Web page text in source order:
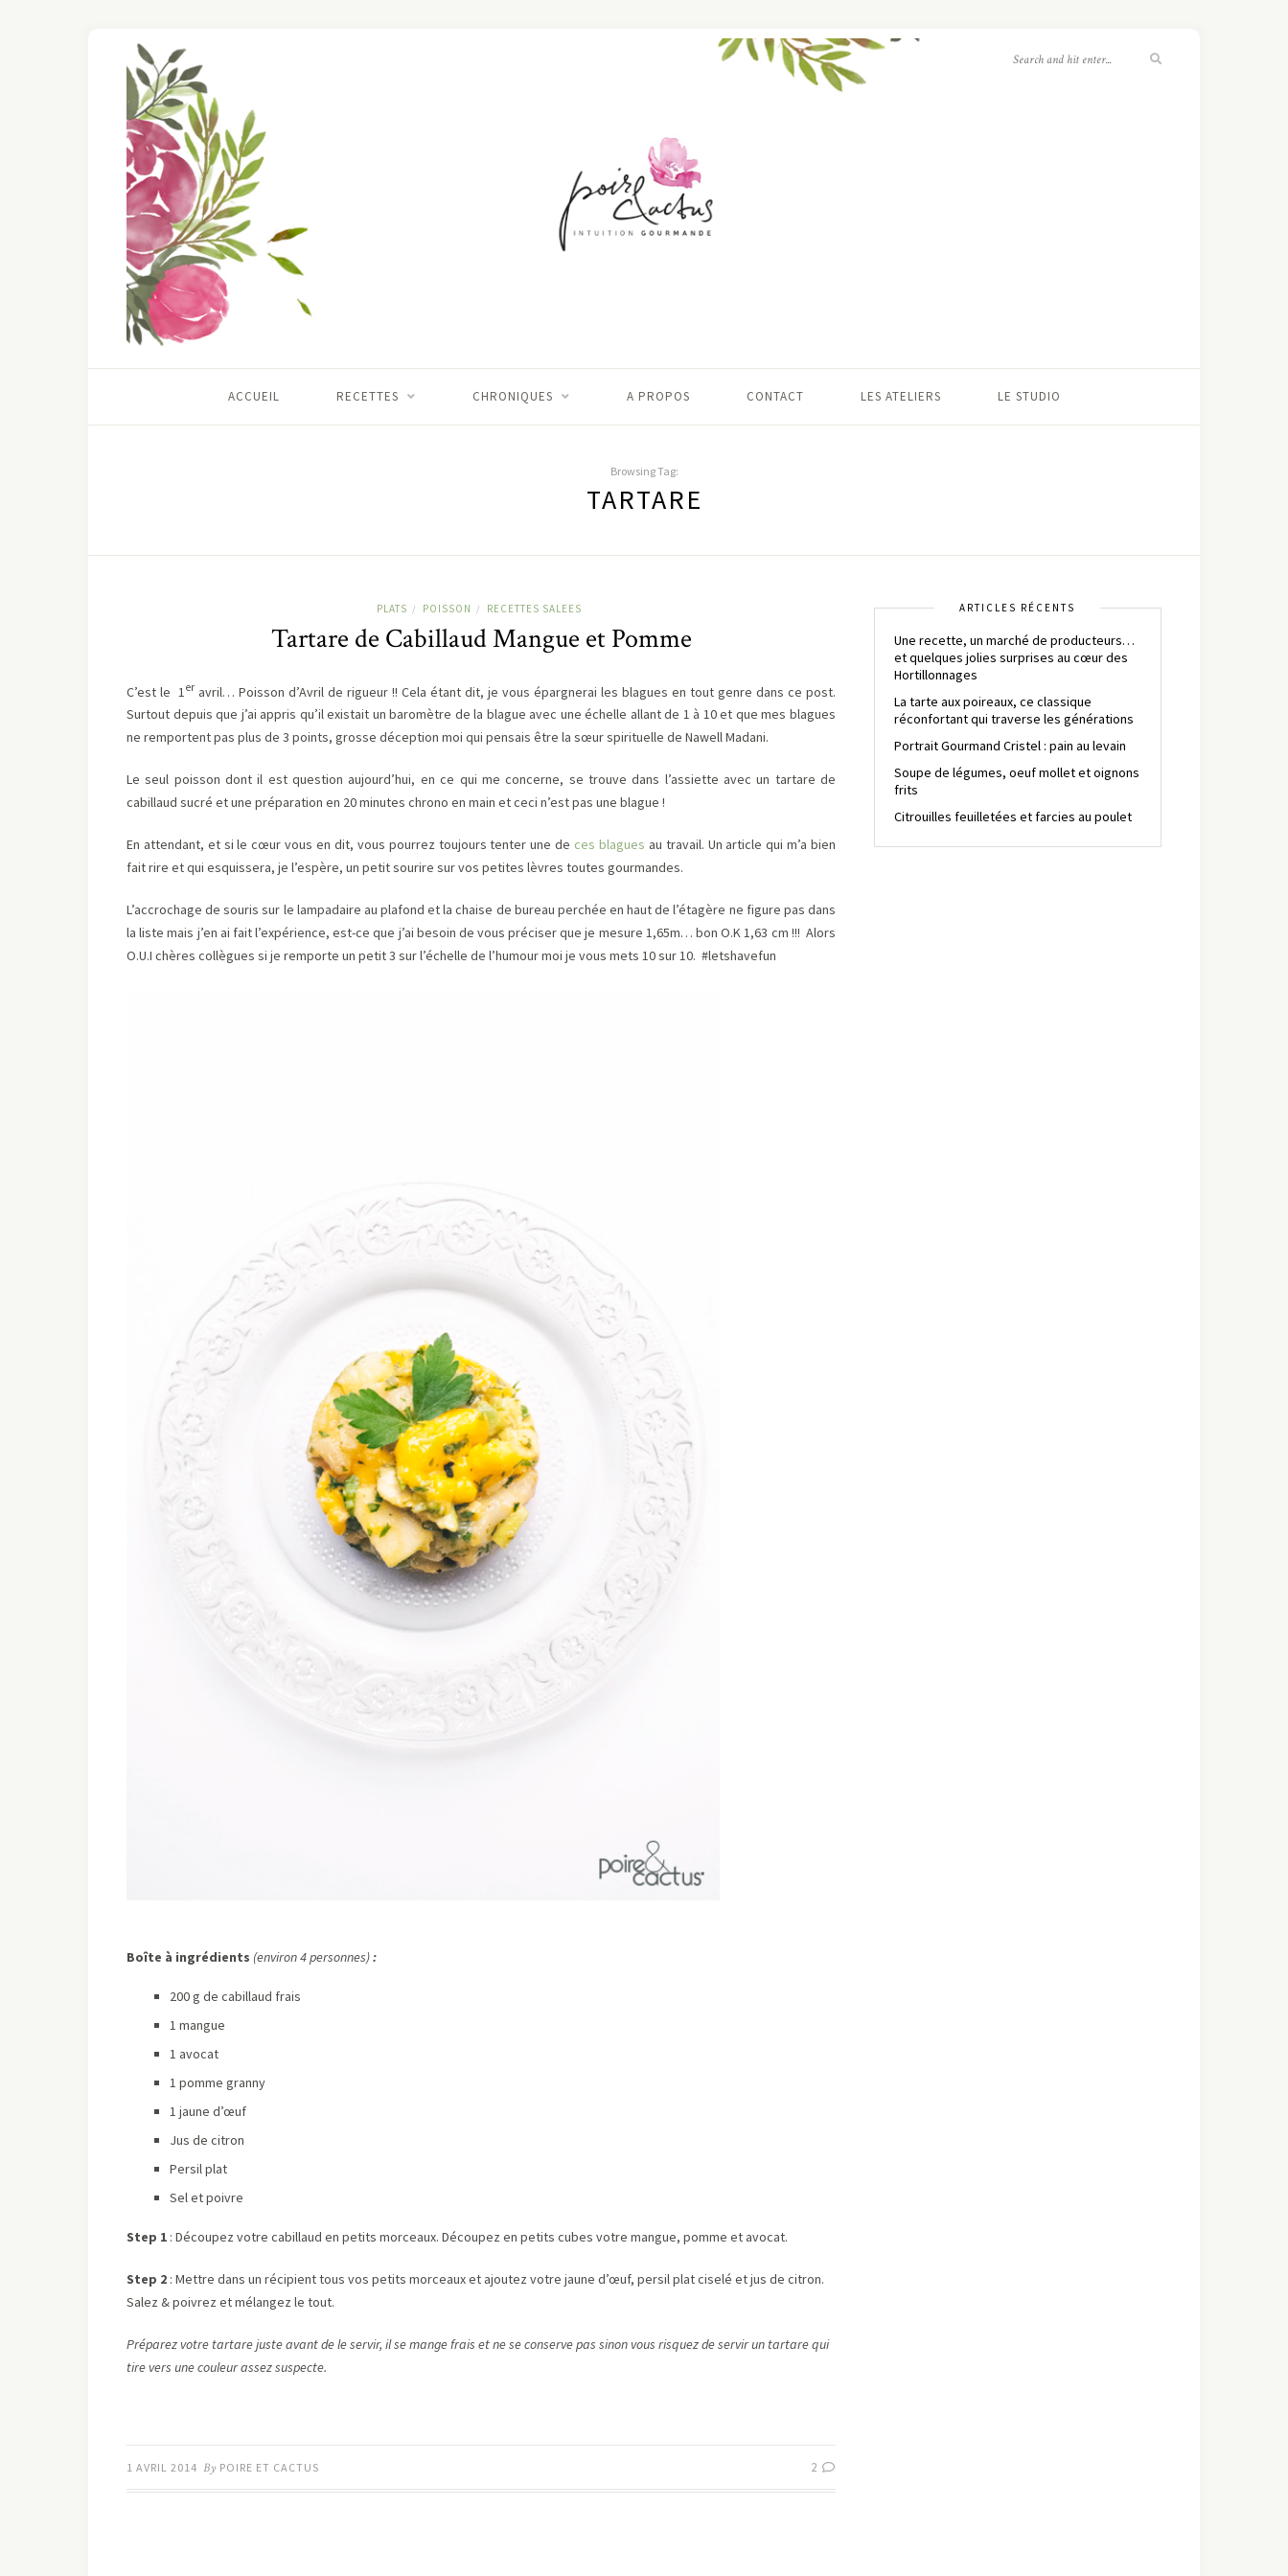
ACCUEIL RECETTES CHRONIQUES A PROPOS CONTACT LES ATELIERS LE STUDIO
Browsing Tag:
TARTARE
PLATS / POISSON / RECETTES SALEES
Tartare de Cabillaud Mangue et Pomme
C’est le 1 er avril… Poisson d’Avril de rigueur !! Cela étant dit, je vous épargnerai les blagues en tout genre dans ce post.
Surtout depuis que j’ai appris qu’il existait un baromètre de la blague avec une échelle allant de 1 à 10 et que mes blagues
ne remportent pas plus de 3 points, grosse déception moi qui pensais être la sœur spirituelle de Nawell Madani.
Le seul poisson dont il est question aujourd’hui, en ce qui me concerne, se trouve dans l’assiette avec un tartare de
cabillaud sucré et une préparation en 20 minutes chrono en main et ceci n’est pas une blague !
En attendant, et si le cœur vous en dit, vous pourrez toujours tenter une de ces blagues au travail. Un article qui m’a bien
fait rire et qui esquissera, je l’espère, un petit sourire sur vos petites lèvres toutes gourmandes.
L’accrochage de souris sur le lampadaire au plafond et la chaise de bureau perchée en haut de l’étagère ne figure pas dans
la liste mais j’en ai fait l’expérience, est-ce que j’ai besoin de vous préciser que je mesure 1,65m… bon O.K 1,63 cm !!! Alors
O.U.I chères collègues si je remporte un petit 3 sur l’échelle de l’humour moi je vous mets 10 sur 10. #letshavefun
Boîte à ingrédients (environ 4 personnes):
200 g de cabillaud frais
1 mangue
1 avocat
1 pomme granny
1 jaune d’œuf
Jus de citron
Persil plat
Sel et poivre
Step 1 : Découpez votre cabillaud en petits morceaux. Découpez en petits cubes votre mangue, pomme et avocat.
Step 2 : Mettre dans un récipient tous vos petits morceaux et ajoutez votre jaune d’œuf, persil plat ciselé et jus de citron.
Salez & poivrez et mélangez le tout.
Préparez votre tartare juste avant de le servir, il se mange frais et ne se conserve pas sinon vous risquez de servir un tartare qui
tire vers une couleur assez suspecte.
1 AVRIL 2014 By POIRE ET CACTUS 2
ARTICLES RÉCENTS
Une recette, un marché de producteurs…
et quelques jolies surprises au cœur des
Hortillonnages
La tarte aux poireaux, ce classique
réconfortant qui traverse les générations
Portrait Gourmand Cristel : pain au levain
Soupe de légumes, oeuf mollet et oignons
frits
Citrouilles feuilletées et farcies au poulet